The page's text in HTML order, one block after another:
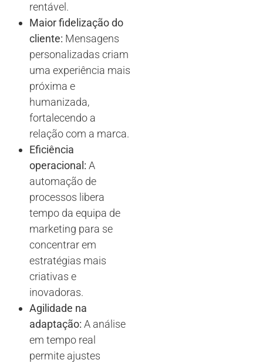
rentável.
Maior fidelização do
cliente: Mensagens
personalizadas criam
uma experiência mais
próxima e
humanizada,
fortalecendo a
relação com a marca.
Eficiência
operacional: A
automação de
processos libera
tempo da equipa de
marketing para se
concentrar em
estratégias mais
criativas e
inovadoras.
Agilidade na
adaptação: A análise
em tempo real
permite ajustes